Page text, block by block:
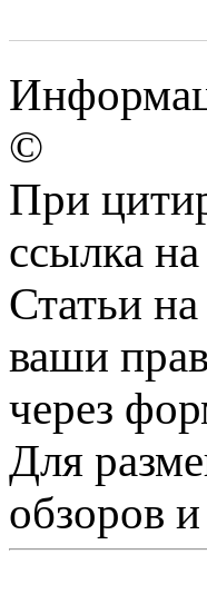
©
При
ссылка на
Статьи
ваши
через
Для
обзоров